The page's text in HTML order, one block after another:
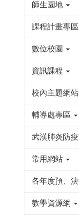
師生園地
課程計畫專區
數位校園
資訊課程
校內主題網站
輔導處專區
武漢肺炎防
常用網站
各年度預、
教學資源網